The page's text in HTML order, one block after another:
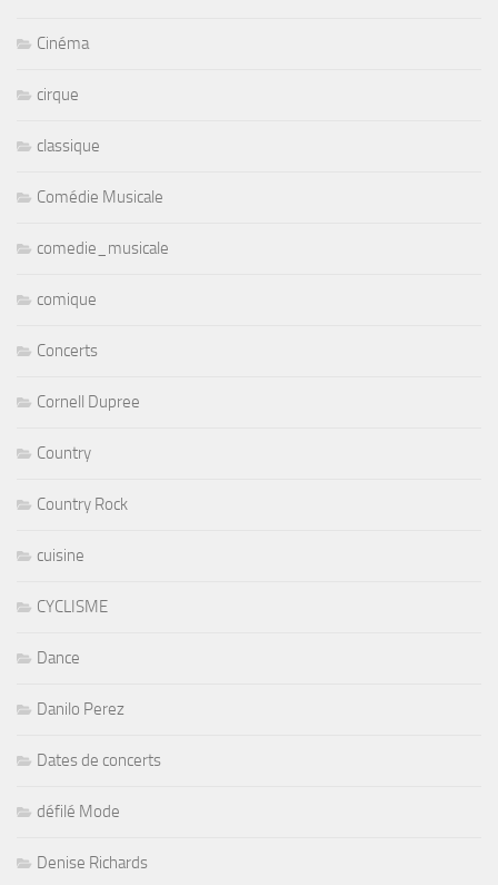
Cinéma
cirque
classique
Comédie Musicale
comedie_musicale
comique
Concerts
Cornell Dupree
Country
Country Rock
cuisine
CYCLISME
Dance
Danilo Perez
Dates de concerts
défilé Mode
Denise Richards